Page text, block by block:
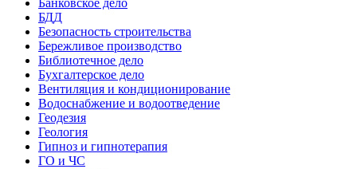
Банковское дело
БДД
Безопасность строительства
Бережливое производство
Библиотечное дело
Бухгалтерское дело
Вентиляция и кондиционирование
Водоснабжение и водоотведение
Геодезия
Геология
Гипноз и гипнотерапия
ГО и ЧС